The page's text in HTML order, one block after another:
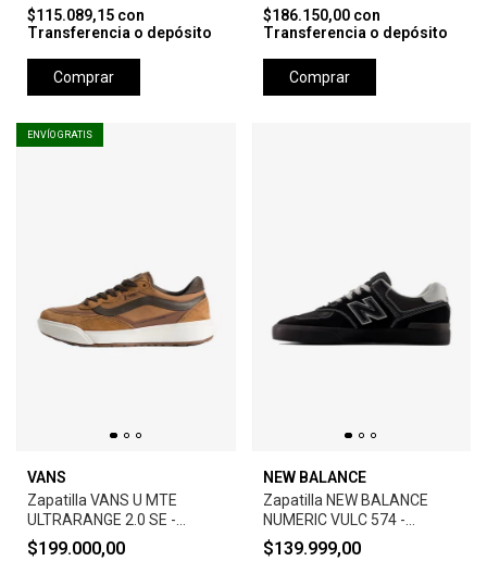
$115.089,15 con
Transferencia o depósito
Comprar
$186.150,00 con
Transferencia o depósito
Comprar
ENVÍO GRATIS
VANS
Zapatilla VANS U MTE
ULTRARANGE 2.0 SE -
BROWN
$199.000,00
NEW BALANCE
Zapatilla NEW BALANCE
NUMERIC VULC 574 -
BLACK/GREY
$139.999,00